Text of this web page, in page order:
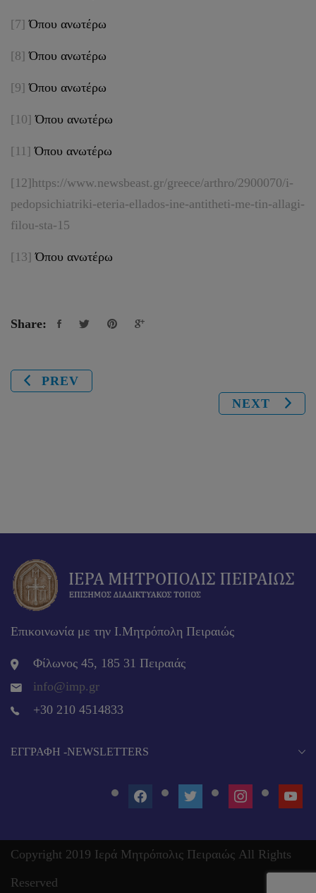
[7] Όπου ανωτέρω
[8] Όπου ανωτέρω
[9] Όπου ανωτέρω
[10] Όπου ανωτέρω
[11] Όπου ανωτέρω
[12]https://www.newsbeast.gr/greece/arthro/2900070/i-
pedopsichiatriki-eteria-ellados-ine-antitheti-me-tin-allagi-
filou-sta-15
[13] Όπου ανωτέρω
Share:
PREV
NEXT
Επικοινωνία με την Ι.Μητρόπολη Πειραιώς
Φίλωνος 45, 185 31 Πειραιάς
info@imp.gr
+30 210 4514833
EΓΓΡΑΦΉ -NEWSLETTERS
FACEBOOKTWITTER INSTAGRAM
Copyright 2019 Ιερά Μητρόπολις Πειραιώς All Rights
Reserved